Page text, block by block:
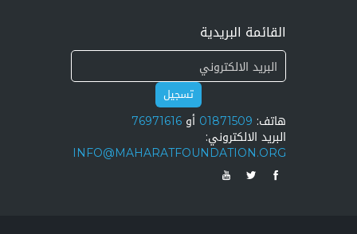
القائمة البريدية
تسجيل
هاتف: 01871509 أو 76971616
البريد الالكتروني:
INFO@MAHARATFOUNDATION.ORG